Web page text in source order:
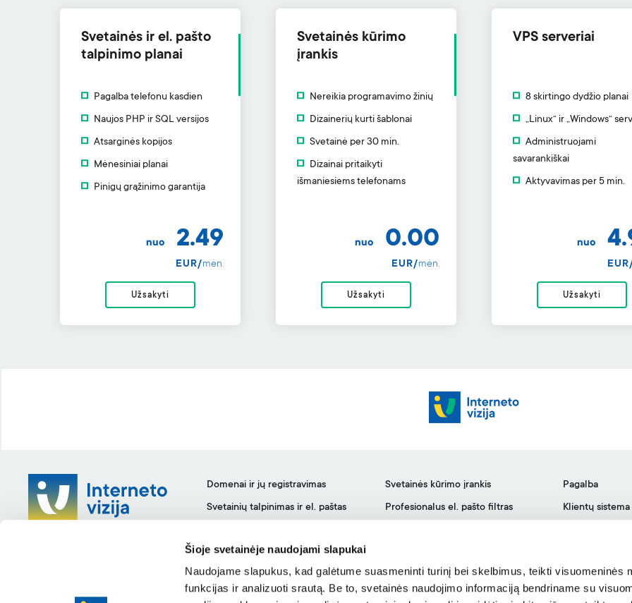
Šioje svetainėje naudojami slapukai
Naudojame slapukus, kad galėtume suasmeninti turinį bei skelbimus, teikti visuomeninės
funkcijas ir analizuoti srautą. Be to, svetainės naudojimo informaciją bendriname su
Svetainės ir el. pašto
talpinimo planai
Pagalba telefonu kasdien
Naujos PHP ir SQL versijos
Atsarginės kopijos
Mėnesiniai planai
Pinigų grąžinimo garantija
nuo 2.49
EUR/mėn.
Užsakyti
Svetainės kūrimo
įrankis
Nereikia programavimo žinių
Dizainerių kurti šablonai
Svetainė per 30 min.
Dizainai pritaikyti
išmaniesiems telefonams
nuo 0.00
EUR/mėn.
Užsakyti
VPS serveriai
8 skirtingo dydžio planai
„Linux“ ir „Windows“
Administruojami
savarankiškai
Aktyvavimas per 5 min.
nuo
Užsakyti
Domenai ir jų registravimas
Svetainių talpinimas ir el. paštas
WordPress hostingas
VPS serveriai
SSL sertifikatai
Svetainės kūrimo įrankis
Profesionalus el. pašto filtras
Pagalba
Klientų sistema
Gedimai,